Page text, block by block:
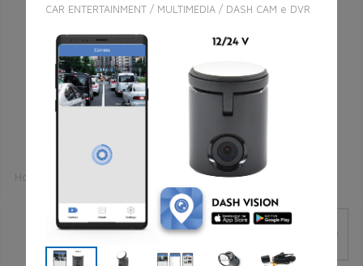
Ricerca esatta
Home
Filtri
CAR ENTERTAINMENT / MULTIMEDIA / DASH CAM e DVR